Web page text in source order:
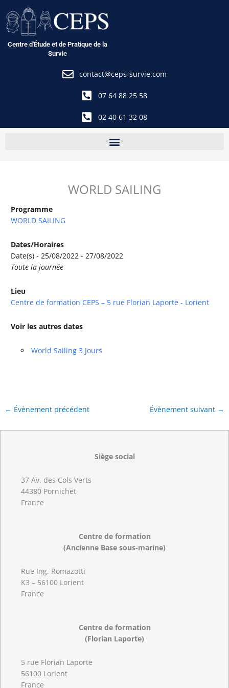
au
contenu
Centre d'Étude et de Pratique de la
Survie
contact@ceps-survie.com
07 64 88 25 58
02 40 61 32 08
WORLD SAILING
Programme
WORLD SAILING
Dates/Horaires
Date(s) - 25/08/2022 - 27/08/2022
Toute la journée
Lieu
Centre de formation CEPS – 5 rue Florian Laporte - Lorient
Voir les autres dates
World Sailing 3 Jours
← Évènement précédent Évènement suivant →
Siège social
37 Av. des Cols Verts
44380 Pornichet
France
Centre de formation
(Ancienne Base sous-marine)
Rue Ing. Romazotti
K3 – 56100 Lorient
France
Centre de formation
(Florian Laporte)
5 rue Florian Laporte
56100 Lorient
France